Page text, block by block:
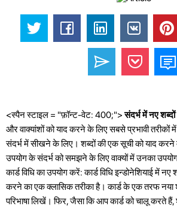
<स्पैन स्टाइल = "फ़ॉन्ट-वेट: 400;">संदर्भ में नए
और वाक्यांशों को याद करने के लिए सबसे प्रभावी तरीकों
संदर्भ में सीखने के लिए। शब्दों की एक सूची को याद
उपयोग के संदर्भ को समझने के लिए वाक्यों में उनका
कार्ड विधि का उपयोग करें: कार्ड विधि इन्डोनेशियाई में नए
करने का एक क्लासिक तरीका है। कार्ड के एक तरफ
परिभाषा लिखें। फिर, जैसा कि आप कार्ड को चालू करते हैं,